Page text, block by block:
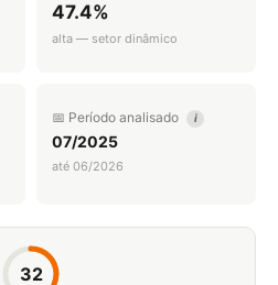
47.4%
alta — setor dinâmico
📅 Período analisado i
07/2025
até 06/2026
32